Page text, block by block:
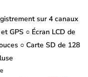
sur 4 canaux
GPS ○ Écran LCD de
○ Carte SD de 128